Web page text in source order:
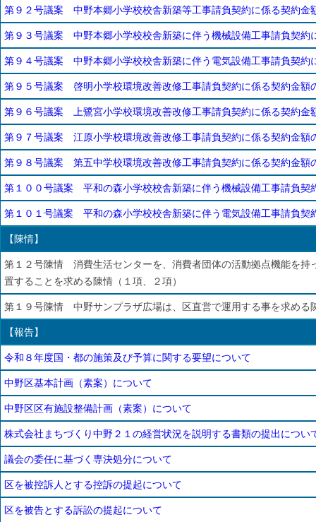
第９２号議案 中野本郷小学校校舎新築等工事請負契約に係る契約金
第９３号議案 中野本郷小学校校舎新築に伴う機械設備工事請負契約
第９４号議案 中野本郷小学校校舎新築に伴う電気設備工事請負契約
第９５号議案 啓明小学校環境改善改修工事請負契約に係る契約金額
第９６号議案 上鷺宮小学校環境改善改修工事請負契約に係る契約金
第９７号議案 江原小学校環境改善改修工事請負契約に係る契約金額
第９８号議案 第五中学校環境改善改修工事請負契約に係る契約金額
第１００号議案 平和の森小学校校舎新築に伴う機械設備工事請負契
第１０１号議案 平和の森小学校校舎新築に伴う電気設備工事請負契
【陳情】
第１２号陳情 消費生活センターを、消費者団体の活動拠点機能を持
置することを求める陳情（１項、２項）
第１９号陳情 中野サンプラザ広場は、区直営で運用する事を求める
【報告】
令和８年度国・都の施策及び予算に関する要望について
中野区基本計画（素案）について
中野区区有施設整備計画（素案）について
株式会社まちづくり中野２１の経営状況を説明する書類の提出につい
議会の委任に基づく専決処分について
区を被控訴人とする控訴の提起について
区を被告とする訴訟の提起について